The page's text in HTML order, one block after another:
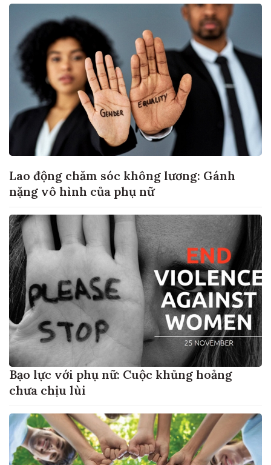
Lao động chăm sóc không lương: Gánh
nặng vô hình của phụ nữ
Bạo lực với phụ nữ: Cuộc khủng hoảng
chưa chịu lùi